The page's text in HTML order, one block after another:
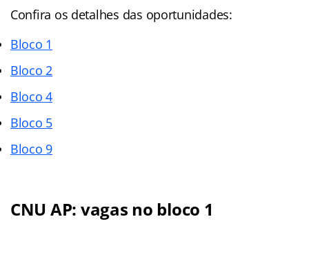
Confira os detalhes das oportunidades:
Bloco 1
Bloco 2
Bloco 4
Bloco 5
Bloco 9
CNU AP: vagas no bloco 1